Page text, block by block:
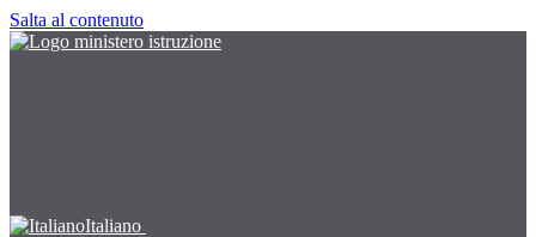
Salta al contenuto
Italiano